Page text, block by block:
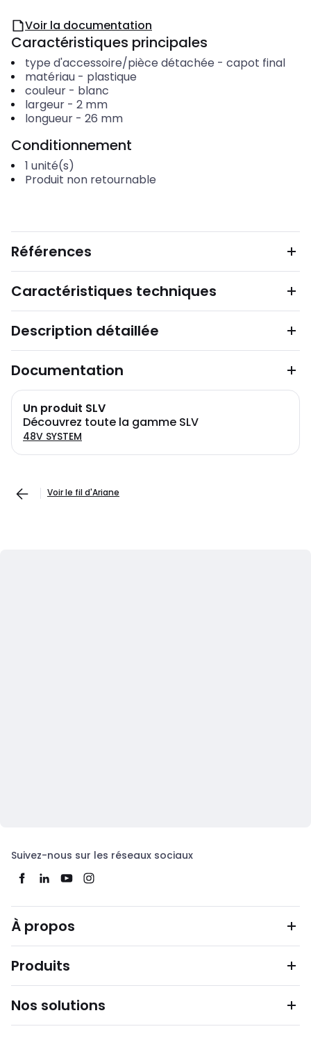
Voir la documentation
Caractéristiques principales
type d'accessoire/pièce détachée - capot final
matériau- plastique
couleur- blanc
largeur- 2 mm
longueur- 26 mm
Conditionnement
1 unité(s)
Produit non retournable
Références
Caractéristiques techniques
Description détaillée
Documentation
Un produit SLV
Découvrez toute la gamme SLV
48V SYSTEM
Voir le fil d'Ariane
Suivez-nous sur les réseaux sociaux
À propos
Produits
Nos solutions